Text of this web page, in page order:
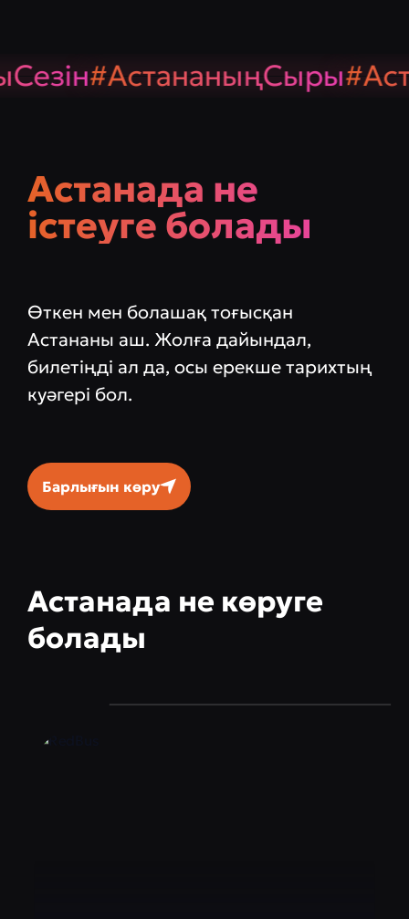
#АстананыңСыры
Астанада не
істеуге болады
Өткен мен болашақ тоғысқан
Астананы аш. Жолға дайындал,
билетіңді ал да, осы ерекше тарихтың
куәгері бол.
Барлығын көру
Астанада не көруге
болады